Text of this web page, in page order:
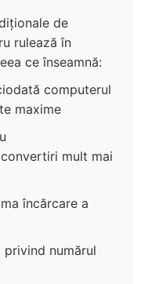
de
rulează în
ce înseamnă:
computerul
maxime
mult mai
încărcare a
numărul